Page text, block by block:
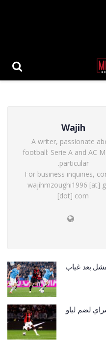
Wajih
A writer, passionate
football: Serie A and AC
particular.
For business inquiries,
wajihmzoughi1996 [at]
[dot] com
بعد غياب
لضم لياو